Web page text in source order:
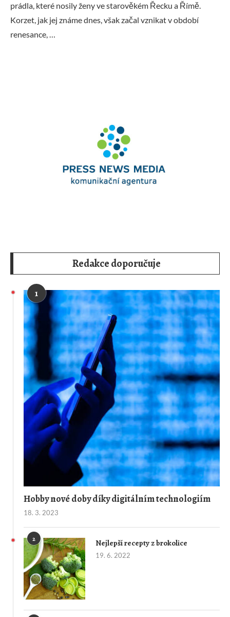
prádla, které nosily ženy ve starověkém Řecku a Římě.
Korzet, jak jej známe dnes, však začal vznikat v období
renesance, …
Redakce doporučuje
1
Hobby nové doby díky digitálním technologiím
18. 3. 2023
2 Nejlepší recepty z brokolice
19. 6. 2022